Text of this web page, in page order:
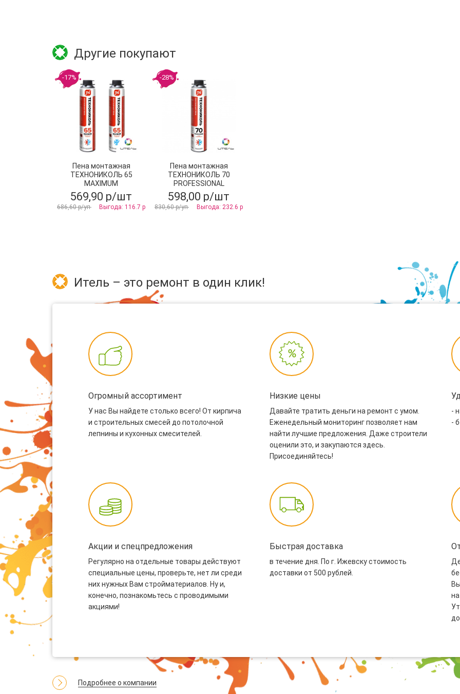
Другие покупают
-17%
Пена монтажная
ТЕХНОНИКОЛЬ 65
MAXIMUM
профессиональная
всесезонная
569,90 р/шт
686,60 р/уп Выгода: 116.7 р
-28%
Пена монтажная
ТЕХНОНИКОЛЬ 70
PROFESSIONAL
всесезонная
598,00 р/шт
830,60 р/уп Выгода: 232.6 р
Итель – это ремонт в один клик!
Огромный ассортимент
У нас Вы найдете столько всего! От кирпича
и строительных смесей до потолочной
лепнины и кухонных смесителей.
Низкие цены
Давайте тратить деньги на ремонт с умом.
Еженедельный мониторинг позволяет нам
найти лучшие предложения. Даже строители
оценили это, и закупаются здесь.
Присоединяйтесь!
-
-
Акции и спецпредложения
Регулярно на отдельные товары действуют
специальные цены, проверьте, нет ли среди
них нужных Вам стройматериалов. Ну и,
конечно, познакомьтесь с проводимыми
акциями!
Быстрая доставка
в течение дня. По г. Ижевску стоимость
доставки от 500 рублей.
Подробнее о компании